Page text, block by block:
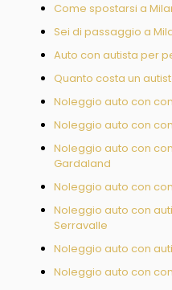
Come spostarsi a
Sei di passaggio a
Auto con autista per
Quanto costa un
Noleggio auto con
Noleggio auto con
Noleggio auto con
Gardaland
Noleggio auto con
Noleggio auto con
Serravalle
Noleggio auto con
Noleggio auto con